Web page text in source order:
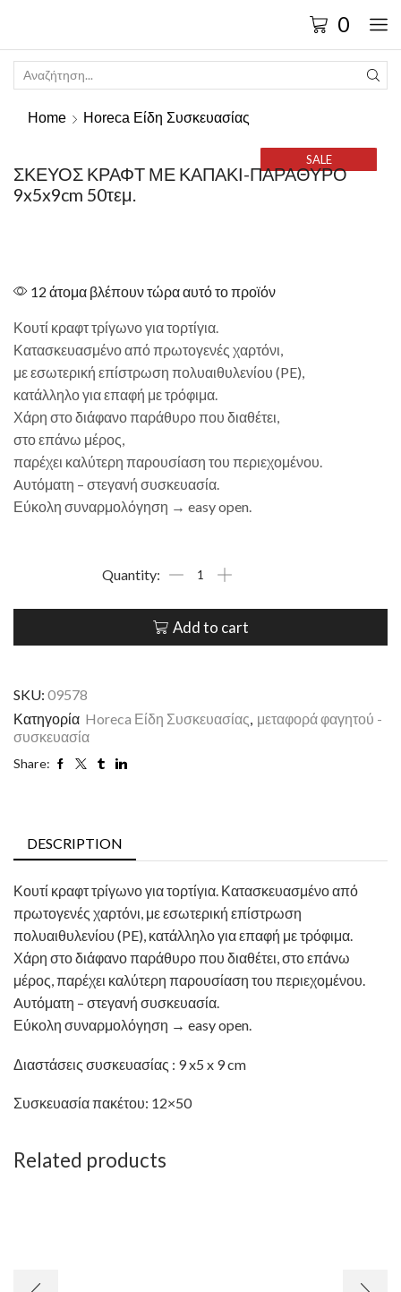
0
Home Horeca Είδη Συσκευασίας
SALE
ΣΚΕΥΟΣ ΚΡΑΦΤ ΜΕ ΚΑΠΑΚΙ-ΠΑΡΑΘΥΡΟ
9x5x9cm 50τεμ.
12 άτομα βλέπουν τώρα αυτό το προϊόν
Κουτί κραφτ τρίγωνο για τορτίγια.
Κατασκευασμένο από πρωτογενές χαρτόνι,
με εσωτερική επίστρωση πολυαιθυλενίου (PE),
κατάλληλο για επαφή με τρόφιμα.
Χάρη στο διάφανο παράθυρο που διαθέτει,
στο επάνω μέρος,
παρέχει καλύτερη παρουσίαση του περιεχομένου.
Aυτόματη – στεγανή συσκευασία.
Εύκολη συναρμολόγηση → easy open.
Add to cart
SKU: 09578
Κατηγορία Horeca Είδη Συσκευασίας, μεταφορά φαγητού -
συσκευασία
Share:
DESCRIPTION
Κουτί κραφτ τρίγωνο για τορτίγια. Κατασκευασμένο από
πρωτογενές χαρτόνι, με εσωτερική επίστρωση
πολυαιθυλενίου (PE), κατάλληλο για επαφή με τρόφιμα.
Χάρη στο διάφανο παράθυρο που διαθέτει, στο επάνω
μέρος, παρέχει καλύτερη παρουσίαση του περιεχομένου.
Aυτόματη – στεγανή συσκευασία.
Εύκολη συναρμολόγηση → easy open.
Διαστάσεις συσκευασίας : 9 x5 x 9 cm
Συσκευασία πακέτου: 12×50
Related products